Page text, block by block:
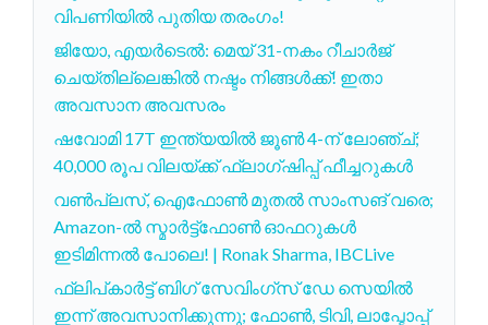
വിപണിയിൽ പുതിയ തരംഗം!
ജിയോ, എയർടെൽ: മെയ് 31-നകം റീചാർജ്
ചെയ്തില്ലെങ്കിൽ നഷ്ടം നിങ്ങൾക്ക്! ഇതാ
അവസാന അവസരം
ഷവോമി 17T ഇന്ത്യയിൽ ജൂൺ 4-ന് ലോഞ്ച്;
40,000 രൂപ വിലയ്ക്ക് ഫ്ലാഗ്ഷിപ്പ് ഫീച്ചറുകൾ
വൺപ്ലസ്, ഐഫോൺ മുതൽ സാംസങ് വരെ;
Amazon-ൽ സ്മാർട്ട്ഫോൺ ഓഫറുകൾ
ഇടിമിന്നൽ പോലെ! | Ronak Sharma, IBCLive
ഫ്ലിപ്കാർട്ട് ബിഗ് സേവിംഗ്‌സ് ഡേ സെയിൽ
ഇന്ന് അവസാനിക്കുന്നു; ഫോൺ, ടിവി, ലാപ്ടോപ്പ്